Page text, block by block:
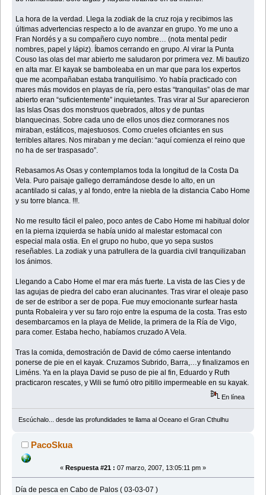
La hora de la verdad. Llega la zodiak de la cruz roja y recibimos las
últimas advertencias respecto a lo de avanzar en grupo. Yo me uno a
Fran Nordés y a su compañero cuyo nombre… (nota mental pedir
nombres, papel y lápiz). Íbamos cerrando en grupo. Al virar la Punta
Couso las olas del mar abierto me saludaron por primera vez. Mi bautizo
en alta mar. El kayak se bamboleaba en un mar que para los expertos
que me acompañaban estaba tranquilísimo. Yo había practicado con
mares más movidos en playas de ría, pero estas “tranquilas” olas de mar
abierto eran “suficientemente” inquietantes. Tras virar al Sur aparecieron
las Islas Osas dos monstruos quebrados, altos y de puntas
blanquecinas. Sobre cada uno de ellos unos diez cormoranes nos
miraban, estáticos, majestuosos. Como crueles oficiantes en sus
terribles altares. Nos miraban y me decían: “aquí comienza el reino que
no ha de ser traspasado”.
Rebasamos As Osas y contemplamos toda la longitud de la Costa Da
Vela. Puro paisaje gallego derramándose desde lo alto, en un
acantilado si calas, y al fondo, entre la niebla de la distancia Cabo Home
y su torre blanca. !!!.
No me resulto fácil el paleo, poco antes de Cabo Home mi habitual dolor
en la pierna izquierda se había unido al malestar estomacal con
especial mala ostia. En el grupo no hubo, que yo sepa sustos
reseñables. La zodiak y una patrullera de la guardia civil tranquilizaban
los ánimos.
Llegando a Cabo Home el mar era más fuerte. La vista de las Cies y de
las agujas de piedra del cabo eran alucinantes. Tras virar el oleaje paso
de ser de estribor a ser de popa. Fue muy emocionante surfear hasta
punta Robaleira y ver su faro rojo entre la espuma de la costa. Tras esto
desembarcamos en la playa de Melide, la primera de la Ría de Vigo,
para comer. Estaba hecho, habíamos cruzado A Vela.
Tras la comida, demostración de David de cómo caerse intentando
ponerse de pie en el kayak. Cruzamos Subrido, Barra,…y finalizamos en
Liméns. Ya en la playa David se puso de pie al fin, Eduardo y Ruth
practicaron rescates, y Wili se fumó otro pitillo impermeable en su kayak.
En línea
Escúchalo... desde las profundidades te llama al Oceano el Gran Cthulhu
PacoSkua
« Respuesta #21 : 07 marzo, 2007, 13:05:11 pm »
Día de pesca en Cabo de Palos ( 03-03-07 )